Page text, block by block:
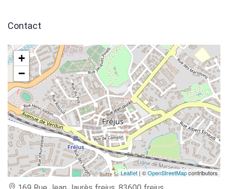
Contact
+
−
Leaflet | ©OpenStreetMapcontributors